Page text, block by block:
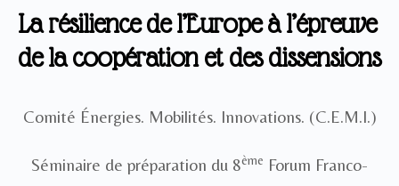
La résilience de l’Europe à l’épreuve
de la coopération et des dissensions
Comité Énergies. Mobilités. Innovations. (C.E.M.I.)
Séminaire de préparation du 8ème Forum Franco-